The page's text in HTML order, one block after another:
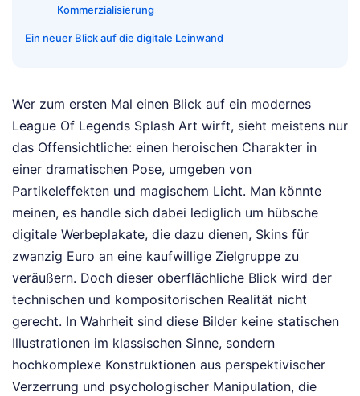
Kommerzialisierung
Ein neuer Blick auf die digitale Leinwand
Wer zum ersten Mal einen Blick auf ein modernes
League Of Legends Splash Art wirft, sieht meistens nur
das Offensichtliche: einen heroischen Charakter in
einer dramatischen Pose, umgeben von
Partikeleffekten und magischem Licht. Man könnte
meinen, es handle sich dabei lediglich um hübsche
digitale Werbeplakate, die dazu dienen, Skins für
zwanzig Euro an eine kaufwillige Zielgruppe zu
veräußern. Doch dieser oberflächliche Blick wird der
technischen und kompositorischen Realität nicht
gerecht. In Wahrheit sind diese Bilder keine statischen
Illustrationen im klassischen Sinne, sondern
hochkomplexe Konstruktionen aus perspektivischer
Verzerrung und psychologischer Manipulation, die